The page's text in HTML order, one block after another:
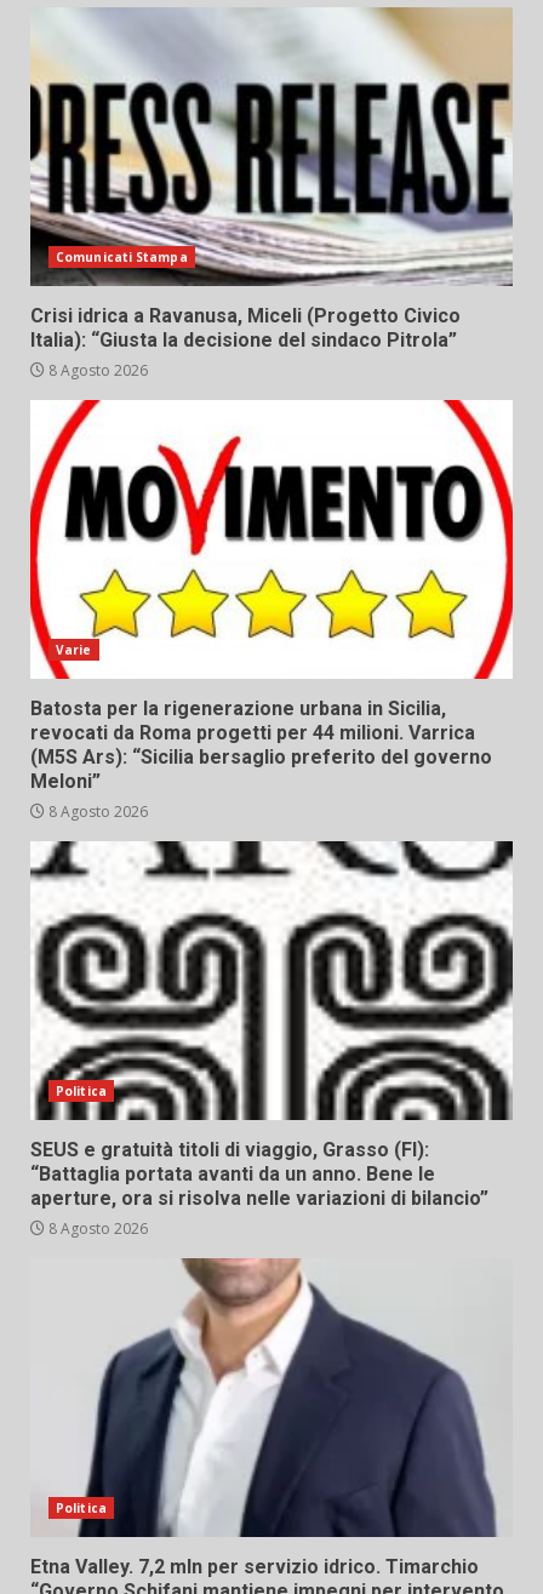
Comunicati Stampa
Crisi idrica a Ravanusa, Miceli (Progetto Civico
Italia): “Giusta la decisione del sindaco Pitrola”
8 Agosto 2026
Varie
Batosta per la rigenerazione urbana in Sicilia,
revocati da Roma progetti per 44 milioni. Varrica
(M5S Ars): “Sicilia bersaglio preferito del governo
Meloni”
8 Agosto 2026
Politica
SEUS e gratuità titoli di viaggio, Grasso (FI):
“Battaglia portata avanti da un anno. Bene le
aperture, ora si risolva nelle variazioni di bilancio”
8 Agosto 2026
Politica
Etna Valley. 7,2 mln per servizio idrico. Timarchio